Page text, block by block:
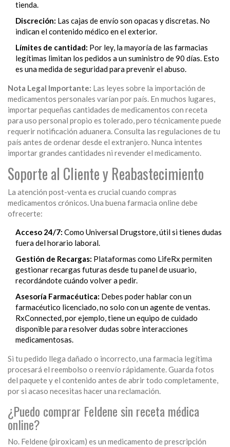
tienda.
Discreción: Las cajas de envío son opacas y discretas. No
indican el contenido médico en el exterior.
Límites de cantidad: Por ley, la mayoría de las farmacias
legítimas limitan los pedidos a un suministro de 90 días. Esto
es una medida de seguridad para prevenir el abuso.
Nota Legal Importante: Las leyes sobre la importación de
medicamentos personales varían por país. En muchos lugares,
importar pequeñas cantidades de medicamentos con receta
para uso personal propio es tolerado, pero técnicamente puede
requerir notificación aduanera. Consulta las regulaciones de tu
país antes de ordenar desde el extranjero. Nunca intentes
importar grandes cantidades ni revender el medicamento.
Soporte al Cliente y Reabastecimiento
La atención post-venta es crucial cuando compras
medicamentos crónicos. Una buena farmacia online debe
ofrecerte:
Acceso 24/7: Como Universal Drugstore, útil si tienes dudas
fuera del horario laboral.
Gestión de Recargas: Plataformas como LifeRx permiten
gestionar recargas futuras desde tu panel de usuario,
recordándote cuándo volver a pedir.
Asesoría Farmacéutica: Debes poder hablar con un
farmacéutico licenciado, no solo con un agente de ventas.
RxConnected, por ejemplo, tiene un equipo de cuidado
disponible para resolver dudas sobre interacciones
medicamentosas.
Si tu pedido llega dañado o incorrecto, una farmacia legítima
procesará el reembolso o reenvío rápidamente. Guarda fotos
del paquete y el contenido antes de abrir todo completamente,
por si acaso necesitas hacer una reclamación.
¿Puedo comprar Feldene sin receta médica
online?
No. Feldene (piroxicam) es un medicamento de prescripción